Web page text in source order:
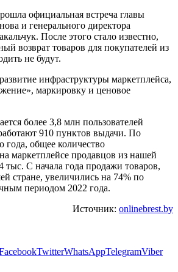
официальная встреча главы
и генерального директора
После этого стало известно,
возврат товаров для покупателей из
не будут.
инфраструктуры маркетплейса,
маркировку и ценовое
более 3,8 млн пользователей
910 пунктов выдачи. По
года, общее количество
маркетплейсе продавцов из нашей
тыс. С начала года продажи товаров,
стране, увеличились на 74% по
периодом 2022 года.
Источник: onlinebrest.by
TwitterWhatsAppTelegramViber